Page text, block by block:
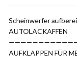
Scheinwerfer
AUTOLACKAFFEN
AUFKLAPPEN FÜR